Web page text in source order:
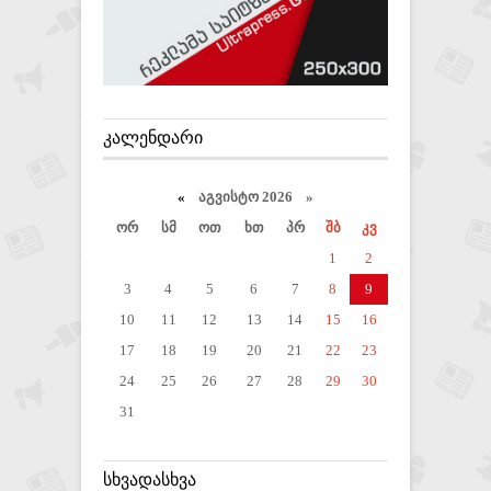
ᲙᲐᲚᲔᲜᲓᲐᲠᲘ
« აგვისტო 2026 »
ორ
სმ ოთ ხთ პრ შბ
კვ
1
2
3
4 5 6 7 8
9
10
11 12 13 14 15
16
17
18 19 20 21 22
23
24
25 26 27 28 29
30
31
ᲡᲮᲕᲐᲓᲐᲡᲮᲕᲐ